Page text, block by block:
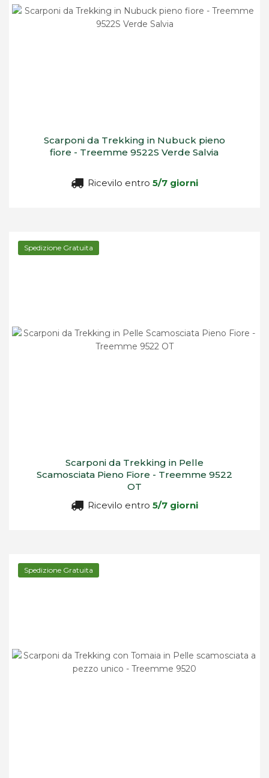
Scarponi da Trekking in Nubuck pieno
fiore - Treemme 9522S Verde Salvia
Ricevilo entro 5/7 giorni
Spedizione Gratuita
Scarponi da Trekking in Pelle
Scamosciata Pieno Fiore - Treemme 9522
OT
Ricevilo entro 5/7 giorni
Spedizione Gratuita